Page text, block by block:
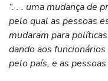
“. . . uma mudança de
pelo qual as pessoas
mudaram para
dando aos
pelo país, e as